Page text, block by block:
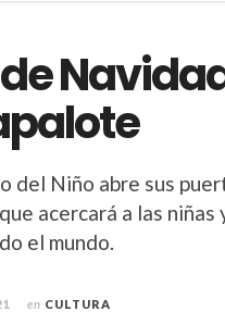
del Niño abre sus
acercará a las niñas
el mundo.
en CULTURA